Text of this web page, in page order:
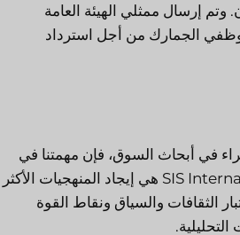
وتم إرسال ممثلي الهيئة العامة
الجمارك من أجل استرداد
في أبحاث السوق، فإن مهمتنا في
شركة SIS International Research هي إيجاد المنهجيات الأكثر
الثقافات والسياق ونقاط القوة